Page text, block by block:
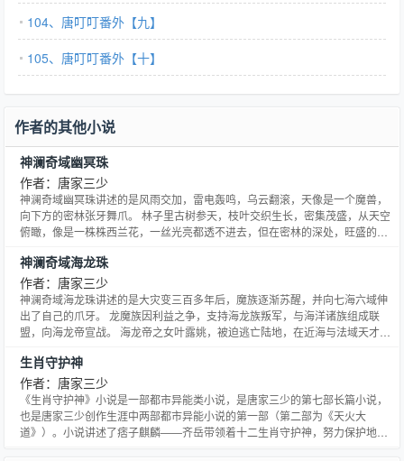
104、唐叮叮番外【九】
105、唐叮叮番外【十】
作者的其他小说
神澜奇域幽冥珠
作者：唐家三少
神澜奇域幽冥珠讲述的是风雨交加，雷电轰鸣，乌云翻滚，天像是一个魔兽，
向下方的密林张牙舞爪。 林子里古树参天，枝叶交织生长，密集茂盛，从天空
俯瞰，像是一株株西兰花，一丝光亮都透不进去，但在密林的深处，旺盛的火
林中不断闪烁，像是夏日的萤火虫
神澜奇域海龙珠
作者：唐家三少
神澜奇域海龙珠讲述的是大灾变三百多年后，魔族逐渐苏醒，并向七海六域伸
出了自己的爪牙。 龙魔族因利益之争，支持海龙族叛军，与海洋诸族组成联
盟，向海龙帝宣战。 海龙帝之女叶露姚，被迫逃亡陆地，在近海与法域天才少
同，两人互相敌视，但在面临生死危机时，又不得不通力合作。从相遇，相
识，相知，相爱，这对欢喜冤家逐渐成长，最终成为世界秩序守护者的一份
子。…
生肖守护神
作者：唐家三少
《生肖守护神》小说是一部都市异能类小说，是唐家三少的第七部长篇小说，
也是唐家三少创作生涯中两部都市异能小说的第一部（第二部为《天火大
道》）。小说讲述了痞子麒麟——齐岳带领着十二生肖守护神，努力保护地